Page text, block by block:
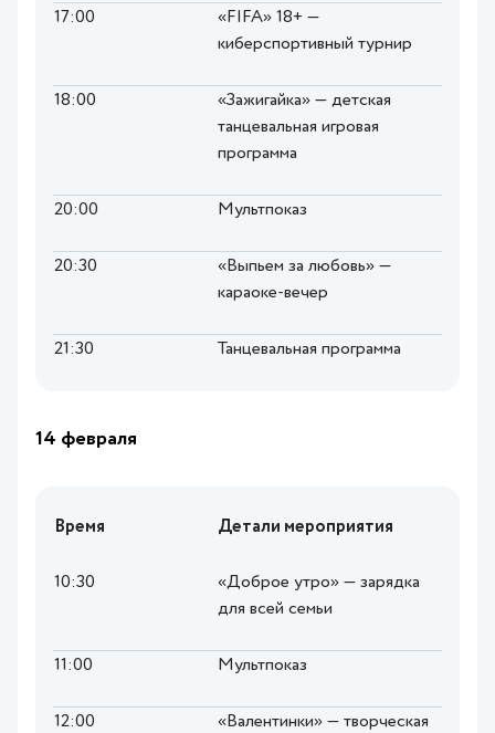
17:00
«FIFA» 18+ —
киберспортивный турнир
18:00
«Зажигайка» — детская
танцевальная игровая
программа
20:00 Мультпоказ
20:30
«Выпьем за любовь» —
караоке-вечер
21:30 Танцевальная программа
14 февраля
Время Детали мероприятия
10:30
«Доброе утро» — зарядка
для всей семьи
11:00 Мультпоказ
12:00
«Валентинки» — творческая